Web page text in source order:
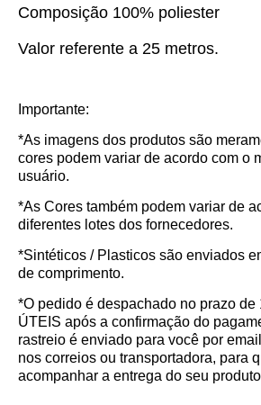
Composição 100% poliester
Valor referente a 25 metros.
Importante:
*As imagens dos produtos são
cores podem variar de acordo com o
usuário.
*As Cores também podem variar de
diferentes lotes dos fornecedores.
*Sintéticos / Plasticos são enviados
de comprimento.
*O pedido é despachado no prazo de
ÚTEIS após a confirmação do
rastreio é enviado para você por
nos correios ou transportadora, para
acompanhar a entrega do seu